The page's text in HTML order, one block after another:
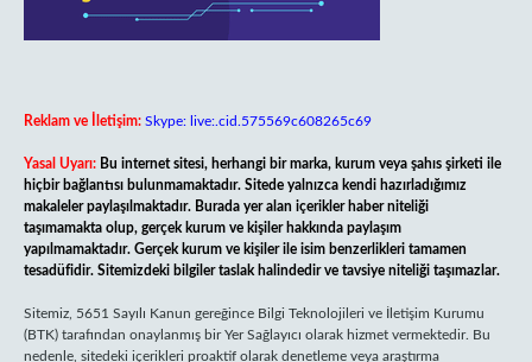
Reklam ve İletişim: Skype: live:.cid.575569c608265c69
Yasal Uyarı: Bu internet sitesi, herhangi bir marka, kurum veya şahıs şirketi ile
hiçbir bağlantısı bulunmamaktadır. Sitede yalnızca kendi hazırladığımız
makaleler paylaşılmaktadır. Burada yer alan içerikler haber niteliği
taşımamakta olup, gerçek kurum ve kişiler hakkında paylaşım
yapılmamaktadır. Gerçek kurum ve kişiler ile isim benzerlikleri tamamen
tesadüfidir. Sitemizdeki bilgiler taslak halindedir ve tavsiye niteliği taşımazlar.
Sitemiz, 5651 Sayılı Kanun gereğince Bilgi Teknolojileri ve İletişim Kurumu
(BTK) tarafından onaylanmış bir Yer Sağlayıcı olarak hizmet vermektedir. Bu
nedenle, sitedeki içerikleri proaktif olarak denetleme veya araştırma